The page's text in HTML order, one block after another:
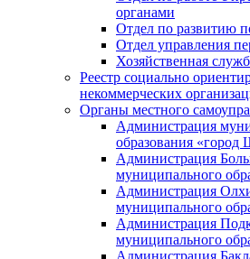
органами
Отдел по развитию
Отдел управления
Хозяйственная
Реестр социально
некоммерческих
Органы местного
Администрация
образования «город
Администрация
муниципального
Администрация
муниципального
Администрация
муниципального
Администрация